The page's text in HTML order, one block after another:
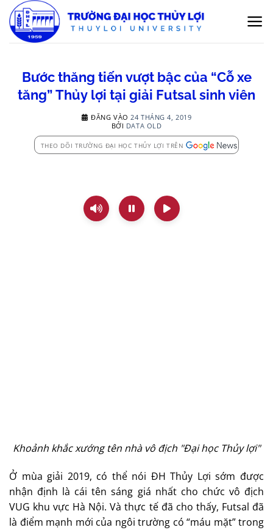
qua
nội
Bước thăng tiến vượt bậc của “Cỗ xe
tăng” Thủy lợi tại giải Futsal sinh viên
ĐĂNG VÀO 24 THÁNG 4, 2019
BỞI DATA OLD
THEO DÕI TRƯỜNG ĐẠI HỌC THỦY LỢI TRÊN
Khoảnh khắc xướng tên nhà vô địch "Đại học Thủy lợi"
Ở mùa giải 2019, có thể nói ĐH Thủy Lợi sớm được
nhận định là cái tên sáng giá nhất cho chức vô địch
VUG khu vực Hà Nội. Và thực tế đã cho thấy, Futsal đã
là điểm mạnh mới của ngôi trường có “máu mặt” trong